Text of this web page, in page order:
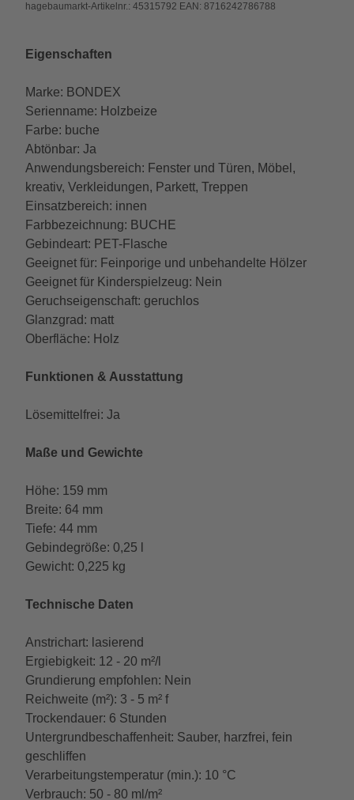
hagebaumarkt-Artikelnr.: 45315792 EAN: 8716242786788
Eigenschaften
Marke: BONDEX
Serienname: Holzbeize
Farbe: buche
Abtönbar: Ja
Anwendungsbereich: Fenster und Türen, Möbel,
kreativ, Verkleidungen, Parkett, Treppen
Einsatzbereich: innen
Farbbezeichnung: BUCHE
Gebindeart: PET-Flasche
Geeignet für: Feinporige und unbehandelte Hölzer
Geeignet für Kinderspielzeug: Nein
Geruchseigenschaft: geruchlos
Glanzgrad: matt
Oberfläche: Holz
Funktionen & Ausstattung
Lösemittelfrei: Ja
Maße und Gewichte
Höhe: 159 mm
Breite: 64 mm
Tiefe: 44 mm
Gebindegröße: 0,25 l
Gewicht: 0,225 kg
Technische Daten
Anstrichart: lasierend
Ergiebigkeit: 12 - 20 m²/l
Grundierung empfohlen: Nein
Reichweite (m²): 3 - 5 m² f
Trockendauer: 6 Stunden
Untergrundbeschaffenheit: Sauber, harzfrei, fein
geschliffen
Verarbeitungstemperatur (min.): 10 °C
Verbrauch: 50 - 80 ml/m²